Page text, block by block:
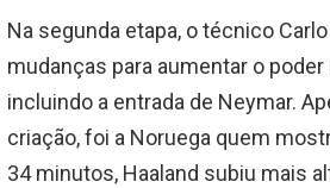
Na segunda etapa, o técnico
mudanças para aumentar o
incluindo a entrada de Neymar.
criação, foi a Noruega quem
34 minutos, Haaland subiu mais